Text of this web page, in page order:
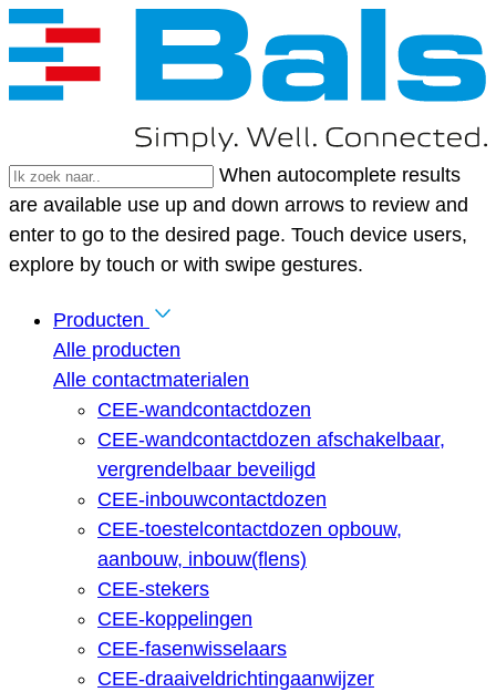
When autocomplete results
are available use up and down arrows to review and
enter to go to the desired page. Touch device users,
explore by touch or with swipe gestures.
Producten
Alle producten
Alle contactmaterialen
CEE-wandcontactdozen
CEE-wandcontactdozen afschakelbaar,
vergrendelbaar beveiligd
CEE-inbouwcontactdozen
CEE-toestelcontactdozen opbouw,
aanbouw, inbouw(flens)
CEE-stekers
CEE-koppelingen
CEE-fasenwisselaars
CEE-draaiveldrichtingaanwijzer